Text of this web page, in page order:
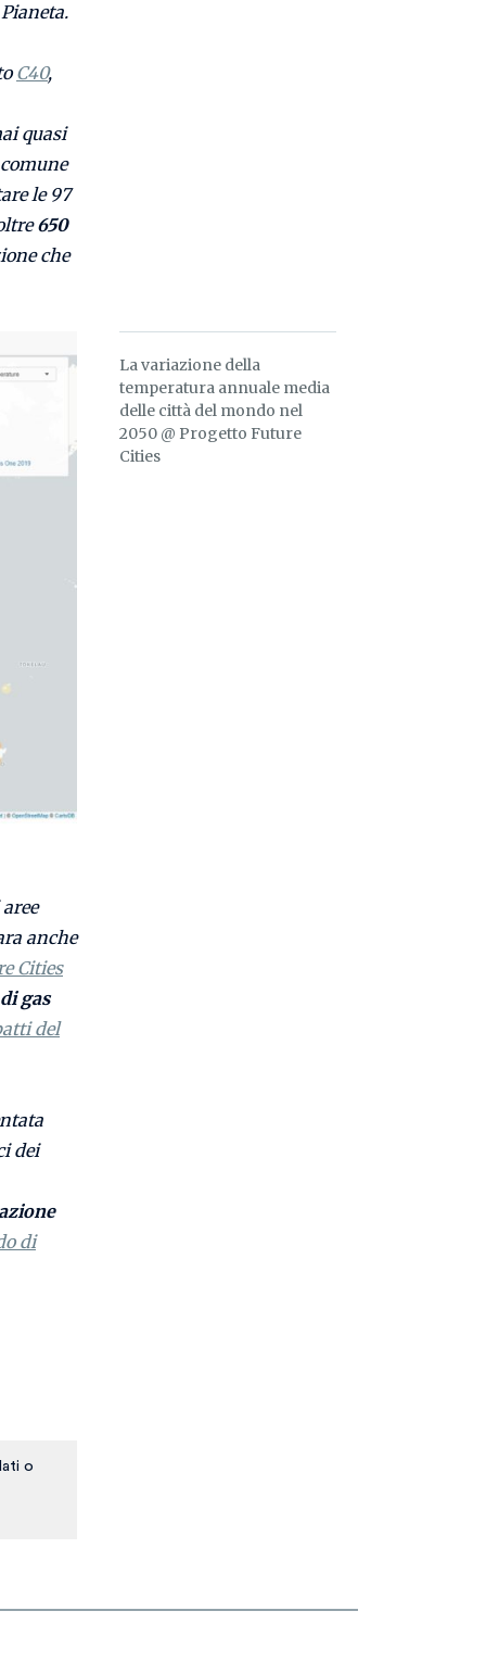
C40,
quasi
le 97
650
che
La variazione della
temperatura annuale media
delle città del mondo nel
2050 @ Progetto Future
Cities
anche
Cities
gas
del
dei
di
o